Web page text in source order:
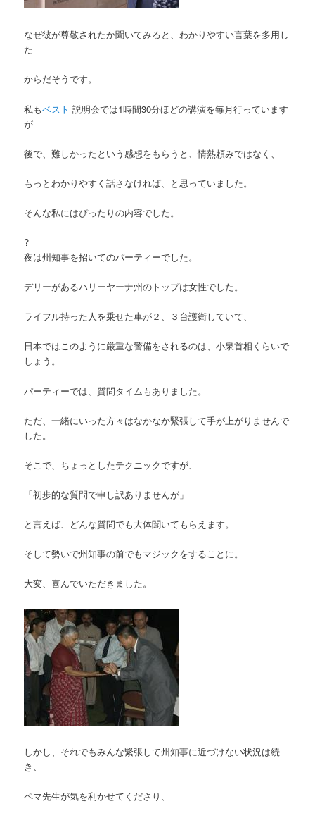
なぜ彼が尊敬されたか聞いてみると、わかりやすい言葉を多用し
た
からだそうです。
私もベスト 説明会では1時間30分ほどの講演を毎月行っています
が
後で、難しかったという感想をもらうと、情熱頼みではなく、
もっとわかりやすく話さなければ、と思っていました。
そんな私にはぴったりの内容でした。
?
夜は州知事を招いてのパーティーでした。
デリーがあるハリーヤーナ州のトップは女性でした。
ライフル持った人を乗せた車が２、３台護衛していて、
日本ではこのように厳重な警備をされるのは、小泉首相くらいで
しょう。
パーティーでは、質問タイムもありました。
ただ、一緒にいった方々はなかなか緊張して手が上がりませんで
した。
そこで、ちょっとしたテクニックですが、
「初歩的な質問で申し訳ありませんが」
と言えば、どんな質問でも大体聞いてもらえます。
そして勢いで州知事の前でもマジックをすることに。
大変、喜んでいただきました。
しかし、それでもみんな緊張して州知事に近づけない状況は続
き、
ペマ先生が気を利かせてくださり、